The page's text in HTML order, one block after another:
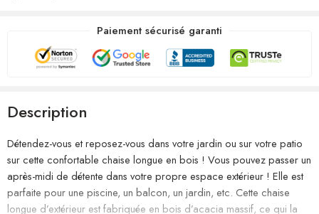
Paiement sécurisé garanti
Description
Détendez-vous et reposez-vous dans votre jardin ou sur votre patio
sur cette confortable chaise longue en bois ! Vous pouvez passer un
après-midi de détente dans votre propre espace extérieur ! Elle est
parfaite pour une piscine, un balcon, un jardin, etc. Cette chaise
longue d’extérieur est fabriquée en bois d’acacia massif, ce qui la